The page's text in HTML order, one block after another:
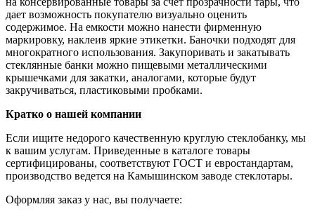
дает возможность покупателю визуально оценить
содержимое. На емкости можно нанести фирменную
маркировку, наклеив яркие этикетки. Баночки подходят для
многократного использования. Закупоривать и закатывать
стеклянные банки можно пищевыми металлическими
крышечками для закатки, аналогами, которые будут
закручиваться, пластиковыми пробками.
Кратко о нашей компании
Если ищите недорого качественную круглую стеклобанку, мы
к вашим услугам. Приведенные в каталоге товары
сертифицированы, соответствуют ГОСТ и евростандартам,
производство ведется на Камышинском заводе стеклотары.
Оформляя заказ у нас, вы получаете: